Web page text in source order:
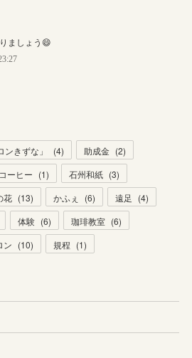
ましょう😄
きずな」 (4) 助成金 (2)
ーヒー (1) 石州和紙 (3)
花 (13) かふぇ (6) 遠足 (4)
体験 (6) 珈琲教室 (6)
ン (10) 規程 (1)